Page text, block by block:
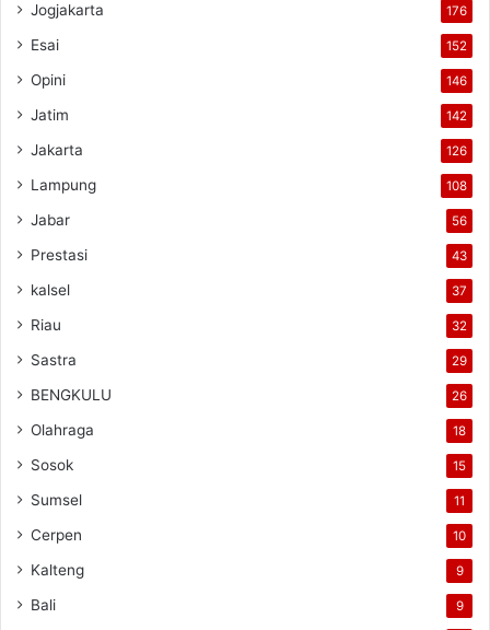
Jogjakarta 176
Esai 152
Opini 146
Jatim 142
Jakarta 126
Lampung 108
Jabar 56
Prestasi 43
kalsel 37
Riau 32
Sastra 29
BENGKULU 26
Olahraga 18
Sosok 15
Sumsel 11
Cerpen 10
Kalteng 9
Bali 9